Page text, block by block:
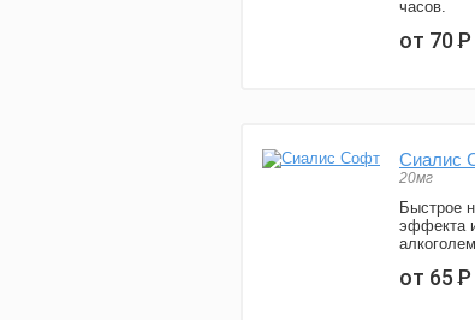
часов.
от 70Р
Сиалис
20мг
Быстрое
эффекта
от 65Р